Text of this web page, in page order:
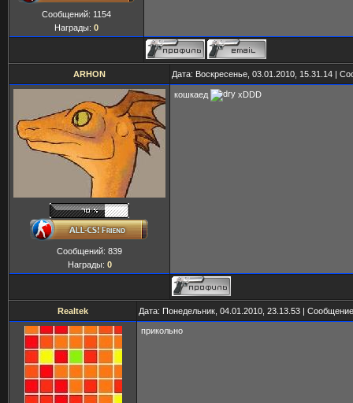
Сообщений: 1154
Награды: 0
ARHON Дата: Воскресенье, 03.01.2010, 15.31.14 |
Сообщений: 839
Награды: 0
кошкаед xDDD
Realtek Дата: Понедельник, 04.01.2010, 23.13.53 |
прикольно